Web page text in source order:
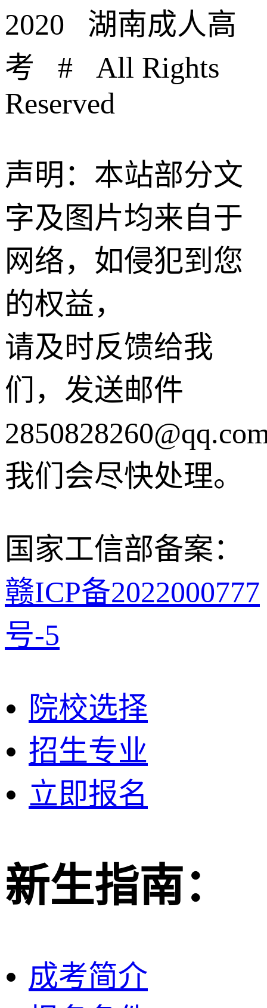
2020 湖南成人高
考 # All Rights
Reserved
声明：本站部分文
字及图片均来自于
网络，如侵犯到您
的权益，
请及时反馈给我
们，发送邮件
我们会尽快处理。
国家工信部备案：
赣ICP备2022000777
号-5
院校选择
招生专业
立即报名
新生指南：
成考简介